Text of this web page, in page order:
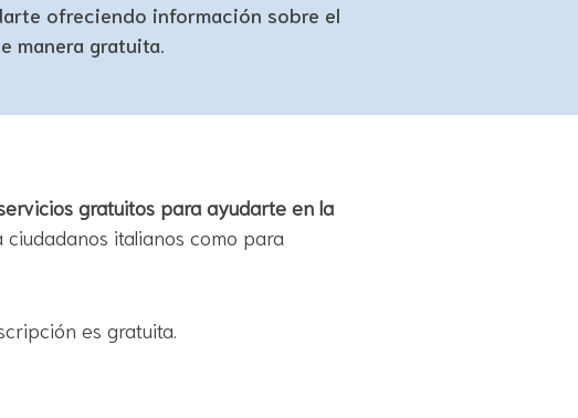
ofreciendo información sobre el
manera gratuita.
gratuitos para ayudarte en la
italianos como para
es gratuita.